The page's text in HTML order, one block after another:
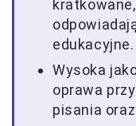
edukacyjne.
Wysoka
oprawa
pisania